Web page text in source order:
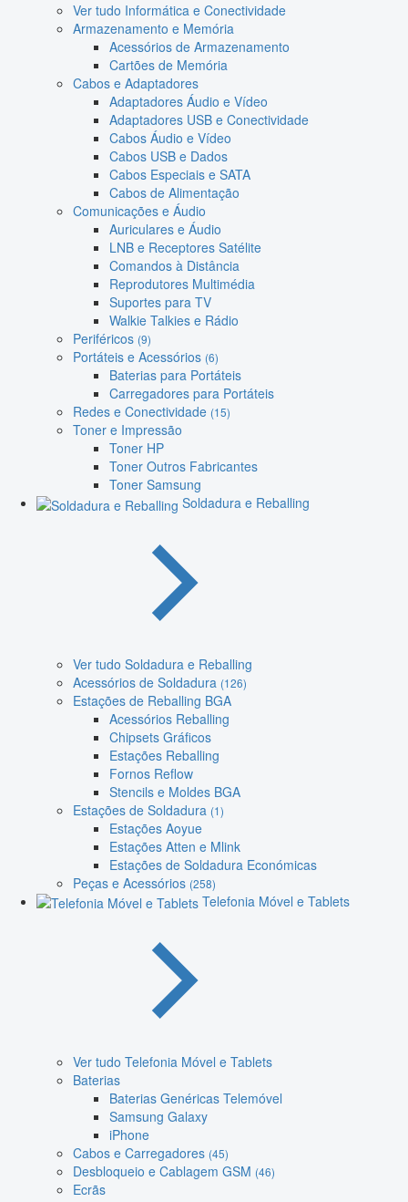
Ver tudo Informática e Conectividade
Armazenamento e Memória
Acessórios de Armazenamento
Cartões de Memória
Cabos e Adaptadores
Adaptadores Áudio e Vídeo
Adaptadores USB e Conectividade
Cabos Áudio e Vídeo
Cabos USB e Dados
Cabos Especiais e SATA
Cabos de Alimentação
Comunicações e Áudio
Auriculares e Áudio
LNB e Receptores Satélite
Comandos à Distância
Reprodutores Multimédia
Suportes para TV
Walkie Talkies e Rádio
Periféricos (9)
Portáteis e Acessórios (6)
Baterias para Portáteis
Carregadores para Portáteis
Redes e Conectividade (15)
Toner e Impressão
Toner HP
Toner Outros Fabricantes
Toner Samsung
Soldadura e Reballing
Ver tudo Soldadura e Reballing
Acessórios de Soldadura (126)
Estações de Reballing BGA
Acessórios Reballing
Chipsets Gráficos
Estações Reballing
Fornos Reflow
Stencils e Moldes BGA
Estações de Soldadura (1)
Estações Aoyue
Estações Atten e Mlink
Estações de Soldadura Económicas
Peças e Acessórios (258)
Telefonia Móvel e Tablets
Ver tudo Telefonia Móvel e Tablets
Baterias
Baterias Genéricas Telemóvel
Samsung Galaxy
iPhone
Cabos e Carregadores (45)
Desbloqueio e Cablagem GSM (46)
Ecrãs